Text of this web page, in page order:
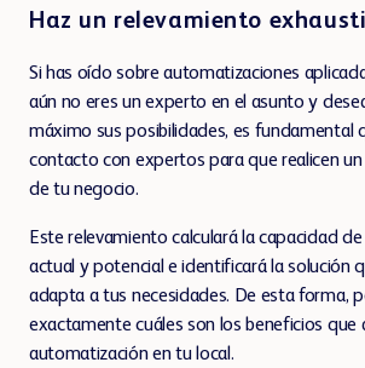
Haz un relevamiento
Si has oído sobre automatizaciones
aún no eres un experto en el asunto y
máximo sus posibilidades, es fundamental
contacto con expertos para que realicen
de tu negocio.
Este relevamiento calculará la capacidad
actual y potencial e identificará la solución
adapta a tus necesidades. De esta forma,
exactamente cuáles son los beneficios que
automatización en tu local.